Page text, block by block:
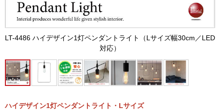
LT-4486 ハイデザイン1灯ペンダントライト（Lサイズ幅30cm／LED
対応）
ハイデザイン1灯ペンダントライト・Lサイズ